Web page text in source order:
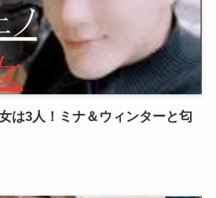
は3人！ミナ＆ウィンターと匂